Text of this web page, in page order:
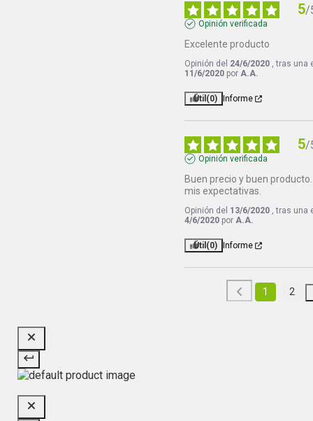
5/
Opinión verificada
Excelente producto
Opinión del 24/6/2020 , tras una
11/6/2020 porA.A.
Útil (0) Informe
5/
Opinión verificada
Buen precio y buen
mis expectativas.
Opinión del 13/6/2020 , tras una
4/6/2020 porA.A.
Útil (0) Informe
1 2